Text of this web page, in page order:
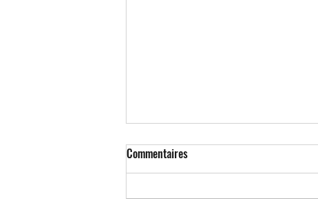
Commentaires